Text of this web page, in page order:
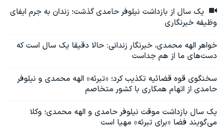
یک سال از بازداشت نیلوفر حامدی گذشت؛ زندان به جرم ایفای
وظیفه خبرنگاری
خواهر الهه محمدی، خبرنگار زندانی: حالا دقیقا یک سال است که
دست‌های ما از هم جداست
سخنگوی قوه قضائیه تکذیب کرد؛ «تبرئه» الهه محمدی و نیلوفر
حامدی از اتهام همکاری با کشور متخاصم
یک سال بازداشت موقت نیلوفر حامدی و الهه محمدی؛ وکلا
می‌گویند فضا «برای تبرئه» مهیا است